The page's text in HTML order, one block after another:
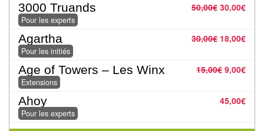
Pour
2
Joueurs
Ambiance
Coopératif
Gestion
50,00€ 30,00€
3000 Truands
Pour les experts
30,00€ 18,00€
Agartha
Pour les initiés
15,00€ 9,00€
Age of Towers – Les Winx
Extensions
45,00€
Ahoy
Pour les experts